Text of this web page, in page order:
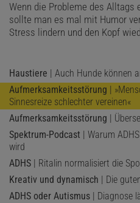
Wenn die Probleme des Alltags
sollte man es mal mit Humor
Stress lindern und den Kopf
Haustiere | Auch Hunde können
Aufmerksamkeitsstörung |
Sinnesreize schlechter vereinen«
Aufmerksamkeitsstörung |
Spektrum-Podcast | Warum
wird
ADHS | Ritalin normalisiert die
Kreativ und dynamisch | Die
ADHS oder Autismus | Diagnose